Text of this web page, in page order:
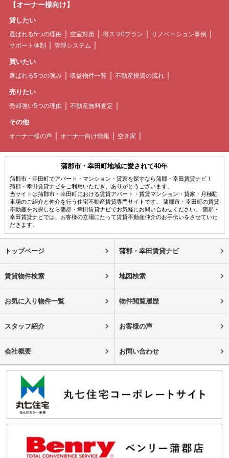
【オーナー様向け】
貸したい
選ばれる5つの理由 空室対策 得スマ0プラン
リノベーション事例
サポート体制
管理システム
買いたい
選ばれる5つの強み 収益物件一覧 不動産投資の流れ
売りたい
売却強い5つの理由 不動産無料査定
その他
オーナー様の声 オーナー向け情報 空き家
蒲郡市・幸田町地域に愛されて40年
蒲郡市・幸田町でアパート・マンション・貸家を探すなら蒲郡・幸田賃貸ナビ！
蒲郡・幸田賃貸ナビをご利用いただき、ありがとうございます。
当サイトは蒲郡市・幸田町における賃貸アパート・賃貸マンション・貸家・月極駐
車場のご紹介と仲介を行う住宅不動産賃貸専門サイトです。 蒲郡市・幸田町の賃貸
不動産をお探しなら蒲郡・幸田賃貸ナビでお気軽にお問い合わせください。 蒲郡・
幸田賃貸ナビでは、お客様の立場にたって賃貸不動産仲介のお手伝いをさせていた
だきます。
トップページ 蒲郡・幸田賃貸ナビ
賃貸物件検索 地図検索
お気に入り物件一覧 物件閲覧履歴
スタッフ紹介 お客様の声
会社概要 お問い合わせ